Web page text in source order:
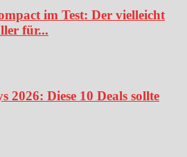
im Test: Der vielleicht
für...
2026: Diese 10 Deals sollte